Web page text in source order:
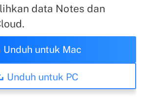
data Notes dan
Unduh untuk Mac
Unduh untuk PC